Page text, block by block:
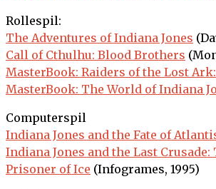
Rollespil:
The Adventures of Indiana Jones
Call of Cthulhu: Blood Brothers
MasterBook: Raiders of the Lost
MasterBook: The World of Indiana
Computerspil
Indiana Jones and the Fate of
Indiana Jones and the Last
Prisoner of Ice (Infogrames, 1995)